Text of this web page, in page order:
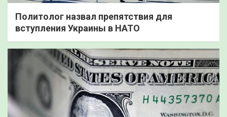
Политолог назвал препятствия для
вступления Украины в НАТО